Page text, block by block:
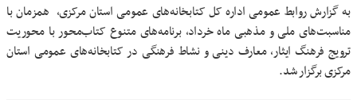
به گزارش روابط عمومی اداره کل کتابخانه‌های عمومی استان مرکزی، همزمان با
مناسبت‌های ملی و مذهبی ماه خرداد، برنامه‌های متنوع کتاب‌محور با محوریت
ترویج فرهنگ ایثار، معارف دینی و نشاط فرهنگی در کتابخانه‌های عمومی استان
مرکزی برگزار شد.